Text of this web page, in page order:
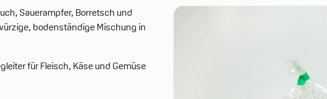
Sauerampfer, Borretsch und
bodenständige Mischung in
für Fleisch, Käse und Gemüse